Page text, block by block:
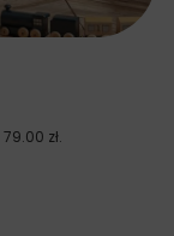
79.00 zł.